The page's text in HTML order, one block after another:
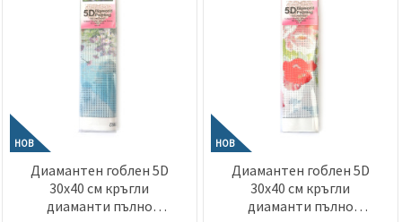
НОВ
Диамантен гоблен 5D
30x40 см кръгли
диаманти пълно
НОВ
Диамантен гоблен 5D
30x40 см кръгли
диаманти пълно